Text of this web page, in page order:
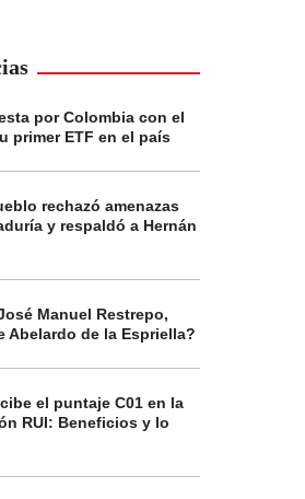
por Colombia con el
primer ETF en el país
rechazó amenazas
y respaldó a Hernán
Manuel Restrepo,
Abelardo de la Espriella?
el puntaje C01 en la
RUI: Beneficios y lo